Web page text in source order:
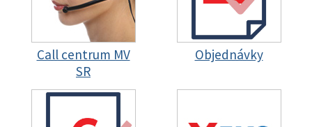
Call centrum MV
SR
Objednávky